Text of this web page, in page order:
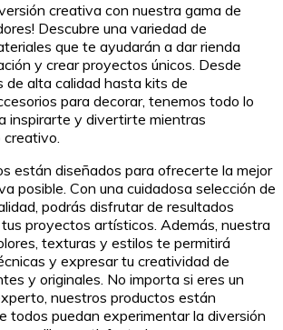
creativa con nuestra gama de
Descubre una variedad de
que te ayudarán a dar rienda
y crear proyectos únicos. Desde
de alta calidad hasta kits de
para decorar, tenemos todo lo
inspirarte y divertirte mientras
creativo.
están diseñados para ofrecerte la mejor
posible. Con una cuidadosa selección de
podrás disfrutar de resultados
proyectos artísticos. Además, nuestra
texturas y estilos te permitirá
y expresar tu creatividad de
y originales. No importa si eres un
nuestros productos están
todos puedan experimentar la diversión